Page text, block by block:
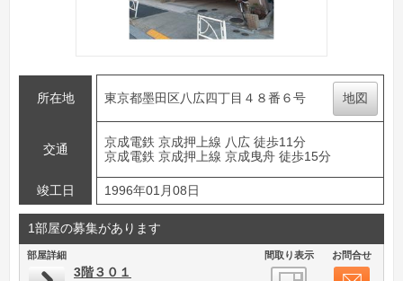
所在地 東京都墨田区八広四丁目４８番６号 地図
交通
京成電鉄 京成押上線 八広 徒歩11分
京成電鉄 京成押上線 京成曳舟 徒歩15分
竣工日 1996年01月08日
1部屋の募集があります
部屋詳細 間取り表示 お問合せ
3階３０１